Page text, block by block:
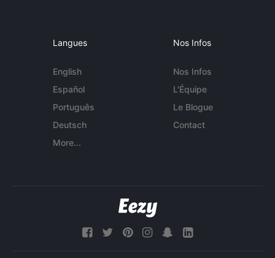
Langues
English
Español
Português
Deutsch
More...
Nos Infos
Nos Infos
L'Équipe
Le Blogue
Contact